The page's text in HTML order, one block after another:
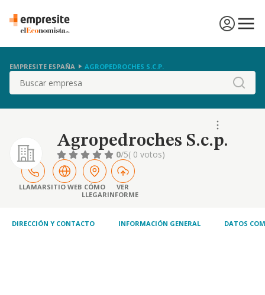
EMPRESITE ESPAÑA AGROPEDROCHES S.C.P.
Buscar
Agropedroches S.c.p.
0/5( 0 votos)
LLAMARSITIO WEB CÓMO
LLEGAR
VER
INFORME
DIRECCIÓN Y CONTACTO INFORMACIÓN GENERAL DATOS